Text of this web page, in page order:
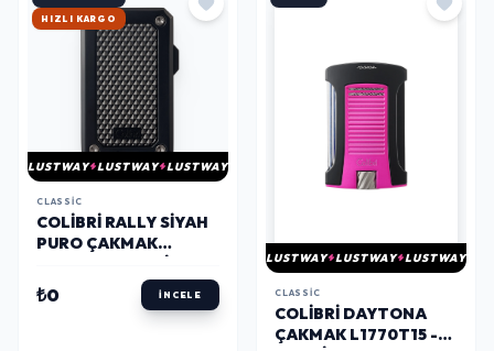
HIZLI KARGO
LUSTWAY LUSTWAY LUSTWAY
CLASSIC
COLIBRI RALLY SIYAH
PURO ÇAKMAK
₺0 İNCELE
LUSTWAY LUSTWAY LUSTWAY
CLASSIC
COLIBRI DAYTONA
ÇAKMAK L1770T15 -